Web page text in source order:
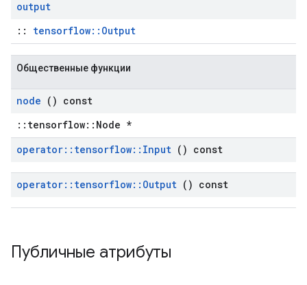
output
:: tensorflow::Output
Общественные функции
node () const
::tensorflow::Node *
operator:: tensorflow:: Input () const
operator:: tensorflow:: Output () const
Публичные атрибуты